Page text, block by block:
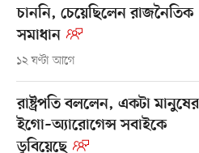
চাননি, চেয়েছিলেন রাজনৈতিক
সমাধান
১২ ঘণ্টা আগে
রাষ্ট্রপতি বললেন, একটা মানুষের
ইগো–অ্যারোগেন্স সবাইকে
ডুবিয়েছে